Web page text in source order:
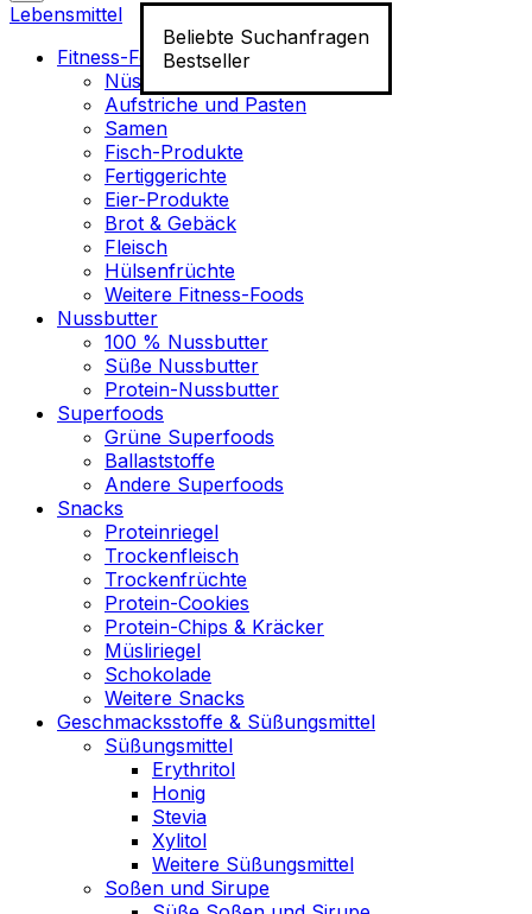
Beliebte Suchanfragen
Bestseller
Lebensmittel
Fitness-Food
Nüsse
Aufstriche und Pasten
Samen
Fisch-Produkte
Fertiggerichte
Eier-Produkte
Brot & Gebäck
Fleisch
Hülsenfrüchte
Weitere Fitness-Foods
Nussbutter
100 % Nussbutter
Süße Nussbutter
Protein-Nussbutter
Superfoods
Grüne Superfoods
Ballaststoffe
Andere Superfoods
Snacks
Proteinriegel
Trockenfleisch
Trockenfrüchte
Protein-Cookies
Protein-Chips & Kräcker
Müsliriegel
Schokolade
Weitere Snacks
Geschmacksstoffe & Süßungsmittel
Süßungsmittel
Erythritol
Honig
Stevia
Xylitol
Weitere Süßungsmittel
Soßen und Sirupe